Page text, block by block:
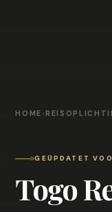
HOME ›
GEÜPDATET
Togo